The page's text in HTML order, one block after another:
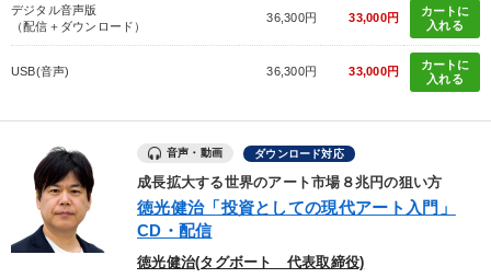
デジタル音声版
（配信＋ダウンロード）
36,300円 33,000円
カートに
入れる
USB(音声) 36,300円 33,000円
カートに
入れる
音声・動画 ダウンロード対応
成長拡大する世界のアート市場８兆円の狙い方
徳光健治「投資としての現代アート入門」
CD・配信
徳光健治(タグボート 代表取締役)